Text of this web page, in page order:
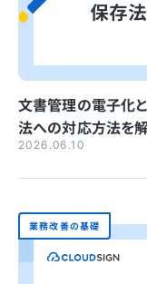
2026.06.10
文書管理の電子化
法への対応方法を
業務改善の基礎